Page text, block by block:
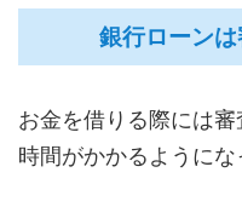
銀行ローン
お金を借りる際には
時間がかかるようにな